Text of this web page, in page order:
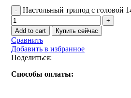
Настольный трипод с головой
Add to cart Купить сейчас
Сравнить
Добавить в избранное
Поделиться:
Способы оплаты: